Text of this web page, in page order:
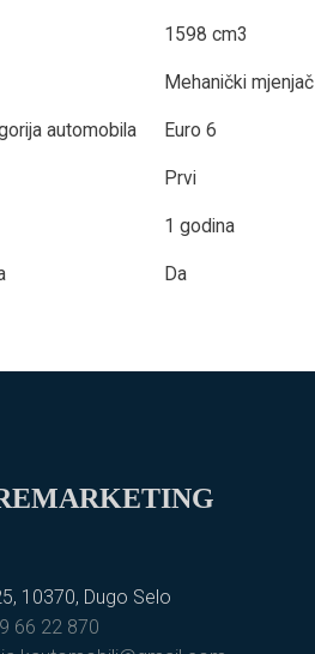
1598 cm3
Mehanički mjenjač
automobila Euro 6
Prvi
1 godina
Da
10370, Dugo Selo
66 22 870